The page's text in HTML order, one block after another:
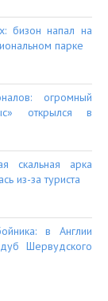
бизон напал на
парке
огромный
открылся в
скальная арка
из-за туриста
в Англии
Шервудского